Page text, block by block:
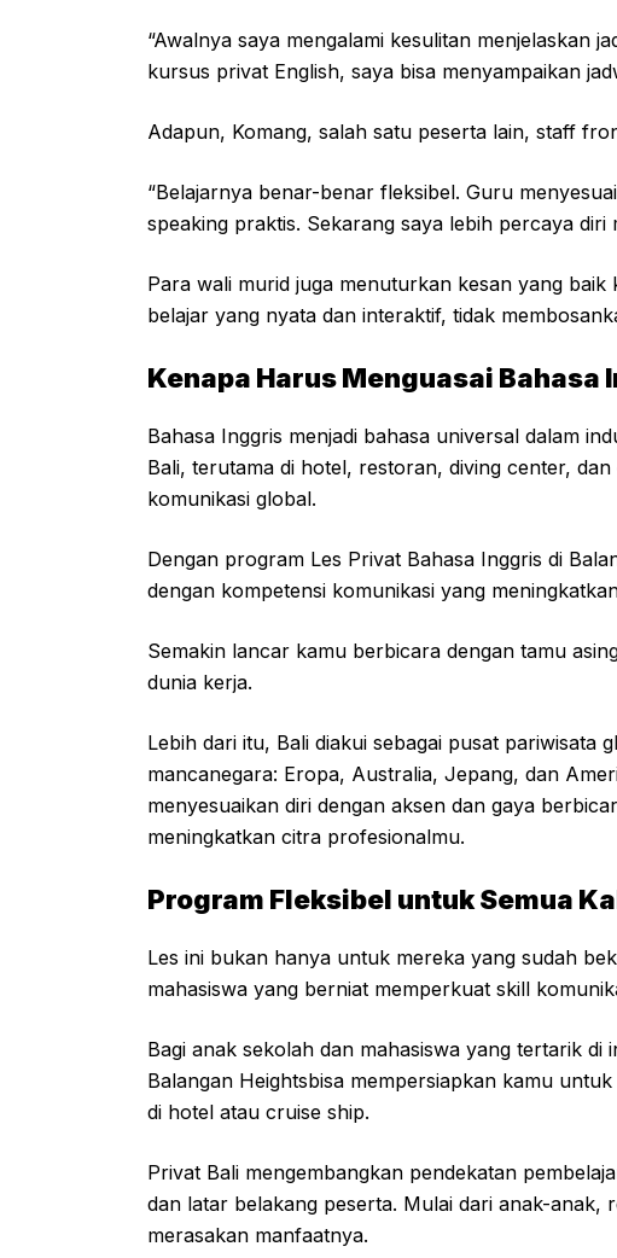
“Awalnya saya mengalami kesulitan menjelaskan
kursus privat English, saya bisa menyampaikan
Adapun, Komang, salah satu peserta lain, staff
“Belajarnya benar-benar fleksibel. Guru
speaking praktis. Sekarang saya lebih percaya diri
Para wali murid juga menuturkan kesan yang
belajar yang nyata dan interaktif, tidak
Kenapa Harus Menguasai Bahasa
Bahasa Inggris menjadi bahasa universal dalam
Bali, terutama di hotel, restoran, diving center,
komunikasi global.
Dengan program Les Privat Bahasa Inggris di
dengan kompetensi komunikasi yang
Semakin lancar kamu berbicara dengan tamu
dunia kerja.
Lebih dari itu, Bali diakui sebagai pusat pariwisata
mancanegara: Eropa, Australia, Jepang, dan
menyesuaikan diri dengan aksen dan gaya
meningkatkan citra profesionalmu.
Program Fleksibel untuk Semua
Les ini bukan hanya untuk mereka yang sudah
mahasiswa yang berniat memperkuat skill
Bagi anak sekolah dan mahasiswa yang tertarik di
Balangan Heightsbisa mempersiapkan kamu
di hotel atau cruise ship.
Privat Bali mengembangkan pendekatan
dan latar belakang peserta. Mulai dari anak-anak,
merasakan manfaatnya.